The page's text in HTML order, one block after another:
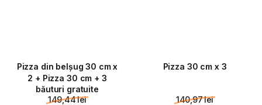
Pizza din belșug 30 cm x
2 + Pizza 30 cm + 3
băuturi gratuite
149,44 lei
Pizza 30 cm x 3
140,97 lei